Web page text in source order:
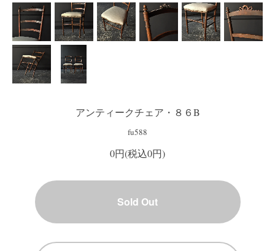
アンティークチェア・８６B
fu588
0円(税込0円)
Sold Out